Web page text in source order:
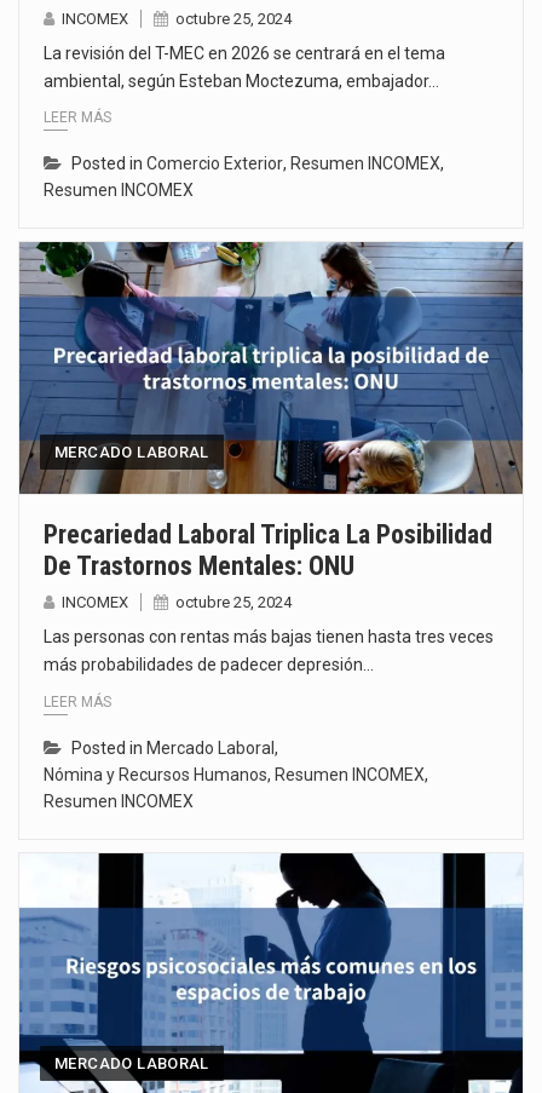
INCOMEX octubre 25, 2024
La revisión del T-MEC en 2026 se centrará en el tema
ambiental, según Esteban Moctezuma, embajador…
LEER MÁS
Posted in Comercio Exterior, Resumen INCOMEX,
Resumen INCOMEX
MERCADO LABORAL
Precariedad Laboral Triplica La Posibilidad
De Trastornos Mentales: ONU
INCOMEX octubre 25, 2024
Las personas con rentas más bajas tienen hasta tres veces
más probabilidades de padecer depresión…
LEER MÁS
Posted in Mercado Laboral ,
Nómina y Recursos Humanos, Resumen INCOMEX,
Resumen INCOMEX
MERCADO LABORAL